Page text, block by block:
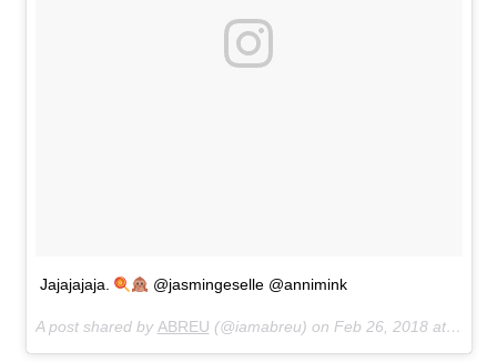
Jajajajaja. @jasmingeselle @annimink
A post shared by ABREU (@iamabreu) on Feb 26, 2018 at 1:18am PST